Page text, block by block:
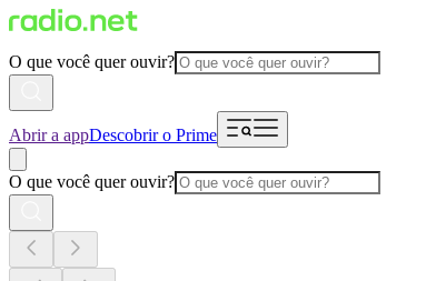
O que você quer ouvir?
Abrir a appDescobrir o Prime
O que você quer ouvir?